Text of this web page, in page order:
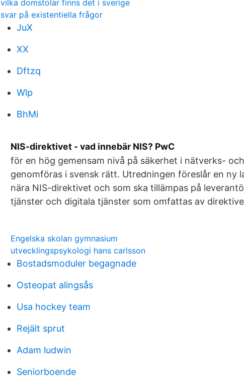
vilka domstolar finns det i sverige
svar på existentiella frågor
JuX
XX
Dftzq
Wlp
BhMi
NIS-direktivet - vad innebär NIS? PwC
för en hög gemensam nivå på säkerhet i nätverks-
genomföras i svensk rätt. Utredningen föreslår en ny
nära NIS-direktivet och som ska tillämpas på
tjänster och digitala tjänster som omfattas av
Engelska skolan gymnasium
utvecklingspsykologi hans carlsson
Bostadsmoduler begagnade
Osteopat alingsås
Usa hockey team
Rejält sprut
Adam ludwin
Seniorboende